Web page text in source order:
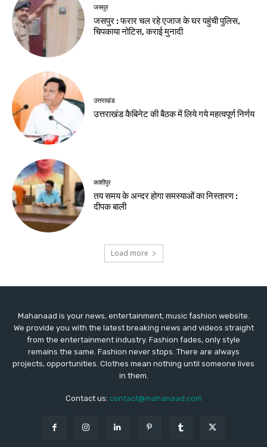
जसपुर
जसपुर : फरार चल रहे एजाज के घर पहुंची पुलिस,
चिपकाया नोटिस, कराई मुनादी
उत्तराखंड
उत्तराखंड कैबिनेट की बैठक में लिये गये महत्वपूर्ण निर्णय
काशीपुर
तय समय के अन्दर होगा समस्याओं का निस्तारण :
दीपक बाली
Load more
Mahanaad is your news, entertainment, music fashion website.
We provide you with the latest breaking news and videos straight
from the entertainment industry. Fashion fades, only style
remains the same. Fashion never stops. There are always
projects, opportunities. Clothes mean nothing until someone lives
in them.
Contact us: contact@mahanaad.com